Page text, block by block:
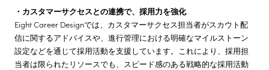
・カスタマーサクセスとの連携で、採用力を強化
Eight Career Designでは、カスタマーサクセス担当者がスカウト配
信に関するアドバイスや、進行管理における明確なマイルストーン
設定などを通じて採用活動を支援しています。これにより、採用担
当者は限られたリソースでも、スピード感のある戦略的な採用活動